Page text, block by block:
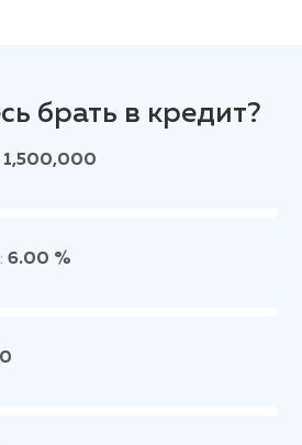
недалеко находятся Central
Plaza (10–13 мин на авто),
Street и аквапарк Pattaya
для комфортного
брать в кредит?
1,500,000
6.00 %